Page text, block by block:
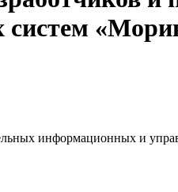
информационных и